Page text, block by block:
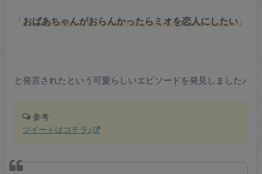
「おばあちゃんがおらんかったらミオを恋人にしたい」
と発言されたという可愛らしいエピソードを発見しました♪
参考
ツイートはコチラ♪